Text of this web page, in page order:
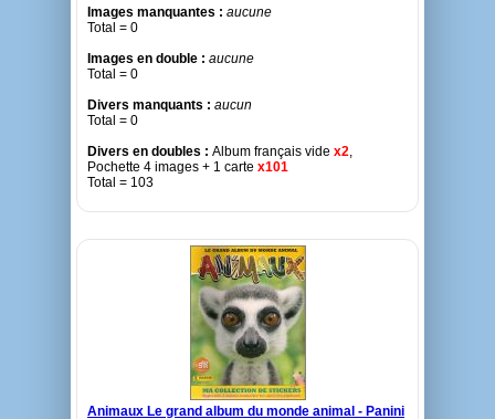
Images manquantes : aucune
Total = 0
Images en double : aucune
Total = 0
Divers manquants : aucun
Total = 0
Divers en doubles : Album français vide x2,
Pochette 4 images + 1 carte x101
Total = 103
Animaux Le grand album du monde animal - Panini